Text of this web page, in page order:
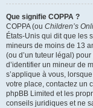
Que signifie COPPA ?
COPPA (ou Children’s
États-Unis qui dit que les
mineurs de moins de 13
(ou d’un tuteur légal)
d’identifier un mineur de
s’applique à vous,
votre place, contactez un
phpBB Limited et les
conseils juridiques et ne